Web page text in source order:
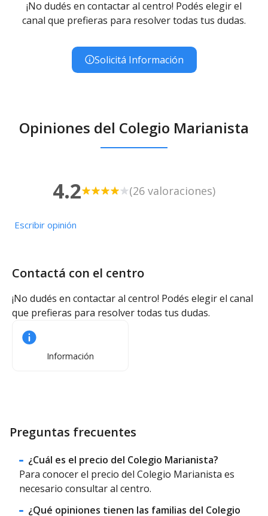
¡No dudés en contactar al centro! Podés elegir el
canal que prefieras para resolver todas tus dudas.
Solicitá Información
Opiniones del Colegio Marianista
4.2 (26 valoraciones)
Escribir opinión
Contactá con el centro
¡No dudés en contactar al centro! Podés elegir el canal
que prefieras para resolver todas tus dudas.
Información
Preguntas frecuentes
¿Cuál es el precio del Colegio Marianista?
Para conocer el precio del Colegio Marianista es
necesario consultar al centro.
¿Qué opiniones tienen las familias del Colegio